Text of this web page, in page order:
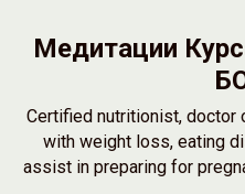
Медитации
Certified nutritionist, doctor
with weight loss, eating
assist in preparing for